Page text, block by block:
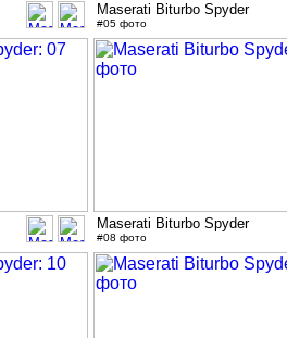
Maserati Biturbo Spyder
#05 фото
Maserati Biturbo Spyder
#08 фото